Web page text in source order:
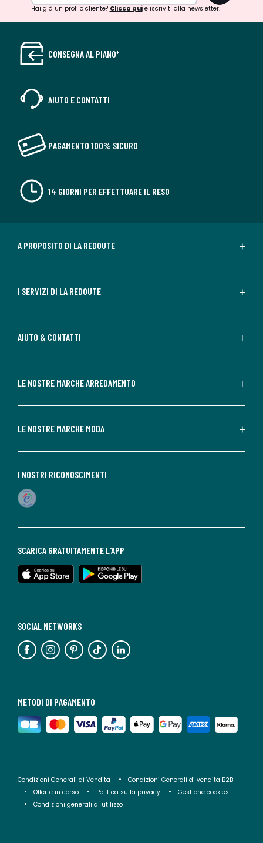
Hai già un profilo cliente? Clicca quie iscriviti alla newsletter.
CONSEGNA AL PIANO*
AIUTO E CONTATTI
PAGAMENTO 100% SICURO
14 GIORNI PER EFFETTUARE IL RESO
A PROPOSITO DI LA REDOUTE
I SERVIZI DI LA REDOUTE
AIUTO & CONTATTI
LE NOSTRE MARCHE ARREDAMENTO
LE NOSTRE MARCHE MODA
METODI DI PAGAMENTO
SOCIAL NETWORKS
SCARICA GRATUITAMENTE L'APP
I NOSTRI RICONOSCIMENTI
Condizioni Generali di Vendita
Condizioni Generali di vendita B2B
Offerte in corso
Politica sulla privacy
Gestione cookies
Condizioni generali di utilizzo